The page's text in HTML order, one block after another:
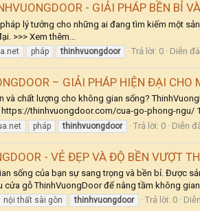
- GIẢI PHÁP BỀN BỈ
lý tưởng cho những ai đang tìm kiếm một
>>> Xem thêm...
pháp thinhvuongdoor Trả lời: 0 Diễn
– GIẢI PHÁP HIỆN ĐẠI CHO
và chất lượng cho không gian sống?
thinhvuongdoor.com/cua-go-phong-ngu/
pháp thinhvuongdoor Trả lời: 0 Diễn
- VẺ ĐẸP VÀ ĐỘ BỀN VƯỢT
sống của bạn sự sang trọng và bền bỉ. Được
gỗ ThinhVuongDoor để nâng tầm không
nội thất sài gòn thinhvuongdoor Trả lời: 0